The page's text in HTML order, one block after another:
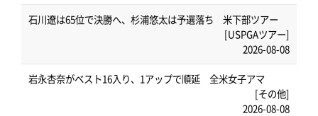
石川遼は65位で決勝へ、杉浦悠太は予選落ち 米下部ツアー
[USPGAツアー]
2026-08-08
岩永杏奈がベスト16入り、1アップで順延 全米女子アマ
[その他]
2026-08-08